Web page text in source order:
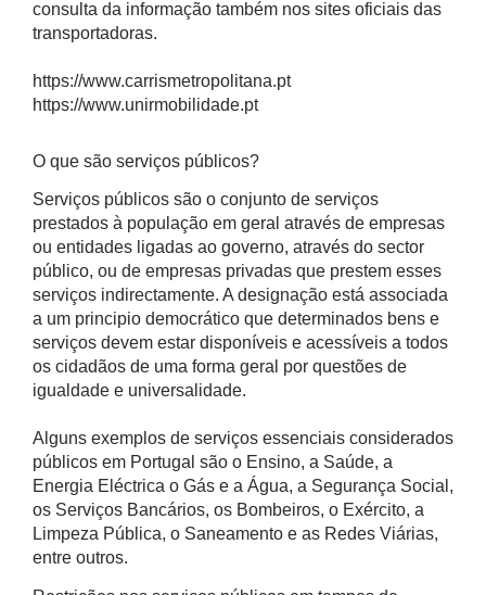
consulta da informação também nos sites oficiais das
transportadoras.
https://www.carrismetropolitana.pt
https://www.unirmobilidade.pt
O que são serviços públicos?
Serviços públicos são o conjunto de serviços
prestados à população em geral através de empresas
ou entidades ligadas ao governo, através do sector
público, ou de empresas privadas que prestem esses
serviços indirectamente. A designação está associada
a um principio democrático que determinados bens e
serviços devem estar disponíveis e acessíveis a todos
os cidadãos de uma forma geral por questões de
igualdade e universalidade.
Alguns exemplos de serviços essenciais considerados
públicos em Portugal são o Ensino, a Saúde, a
Energia Eléctrica o Gás e a Água, a Segurança Social,
os Serviços Bancários, os Bombeiros, o Exército, a
Limpeza Pública, o Saneamento e as Redes Viárias,
entre outros.